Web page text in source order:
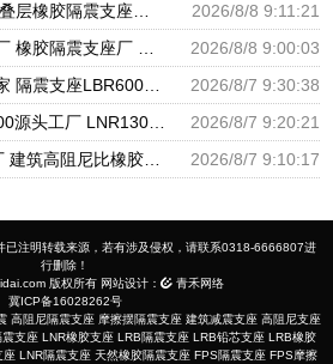
减震橡胶隔震支座厂商 厚叠层橡胶隔震支座源头工厂 阻尼隔震支座多少钱
2026/8/8 9:11:21
建筑隔震抗震支座源头工厂 橡胶隔震支座厂 国内橡胶隔震支座生产厂家
2026/8/8 9:00:03
橡胶隔震支座商家生产厂家 隔震支座LBR600生产厂家 天然橡胶隔震支座LNR1000-Ⅱ厂家
2026/8/7 9:30:38
铅芯橡胶隔震支座LRB1000源头工厂 LNR1300天然橡胶支座什么价格 国内隔震支座生产厂家
2026/8/7 9:20:21
LRB300隔震支座源头工厂 建筑高阻尼比橡胶隔震支座厂家 铅芯抗震支座装置源头工厂
2026/8/7 9:10:17
已注明转载来源，若有涉及侵权，请联系0318-6666807进
行删除！
版权所有 网站设计：
青禾网络
冀ICP备16028262号
高阻尼隔震支座 摩擦摆隔震支座 建筑减震支座 高阻尼支座
震支座 LNR橡胶支座 LRB隔震支座 LRB铅芯支座 LRB橡胶
座 LNR隔震支座 天然橡胶隔震支座 FPS隔震支座 FPS摩擦